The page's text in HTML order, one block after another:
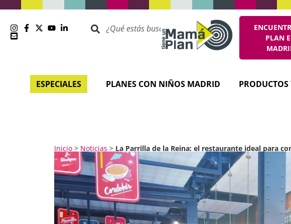
PLAN
ESPECIALES PLANES CON NIÑOS MADRID PRODUCTOS
Inicio> Noticias > La Parrilla de la Reina: el restaurante ideal para